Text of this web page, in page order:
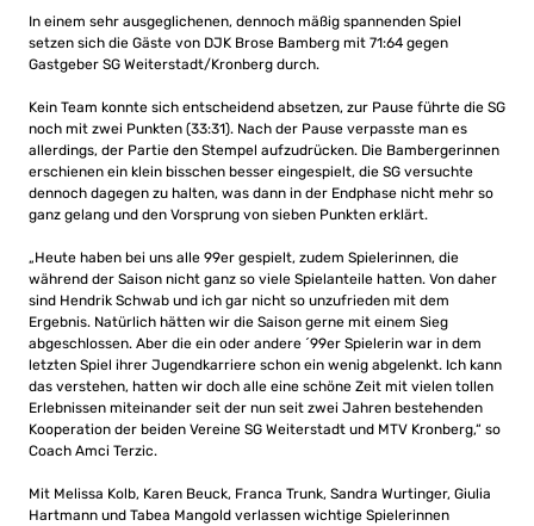
In einem sehr ausgeglichenen, dennoch mäßig spannenden Spiel
setzen sich die Gäste von DJK Brose Bamberg mit 71:64 gegen
Gastgeber SG Weiterstadt/Kronberg durch.
Kein Team konnte sich entscheidend absetzen, zur Pause führte die SG
noch mit zwei Punkten (33:31). Nach der Pause verpasste man es
allerdings, der Partie den Stempel aufzudrücken. Die Bambergerinnen
erschienen ein klein bisschen besser eingespielt, die SG versuchte
dennoch dagegen zu halten, was dann in der Endphase nicht mehr so
ganz gelang und den Vorsprung von sieben Punkten erklärt.
„Heute haben bei uns alle 99er gespielt, zudem Spielerinnen, die
während der Saison nicht ganz so viele Spielanteile hatten. Von daher
sind Hendrik Schwab und ich gar nicht so unzufrieden mit dem
Ergebnis. Natürlich hätten wir die Saison gerne mit einem Sieg
abgeschlossen. Aber die ein oder andere ´99er Spielerin war in dem
letzten Spiel ihrer Jugendkarriere schon ein wenig abgelenkt. Ich kann
das verstehen, hatten wir doch alle eine schöne Zeit mit vielen tollen
Erlebnissen miteinander seit der nun seit zwei Jahren bestehenden
Kooperation der beiden Vereine SG Weiterstadt und MTV Kronberg,“ so
Coach Amci Terzic.
Mit Melissa Kolb, Karen Beuck, Franca Trunk, Sandra Wurtinger, Giulia
Hartmann und Tabea Mangold verlassen wichtige Spielerinnen